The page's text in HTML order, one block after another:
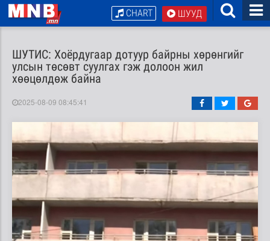
ШУУД
CHART
ШУТИС: Хоёрдугаар дотуур байрны хөрөнгийг
улсын төсөвт суулгах гэж долоон жил
хөөцөлдөж байна
2025-08-09 08:45:41